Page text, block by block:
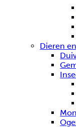
Dieren